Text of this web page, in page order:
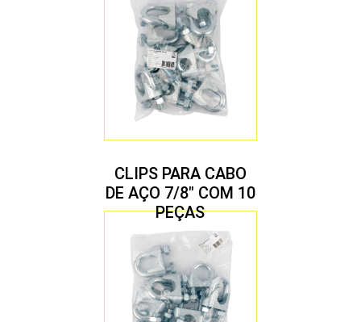
CLIPS PARA CABO
DE AÇO 7/8″ COM 10
PEÇAS